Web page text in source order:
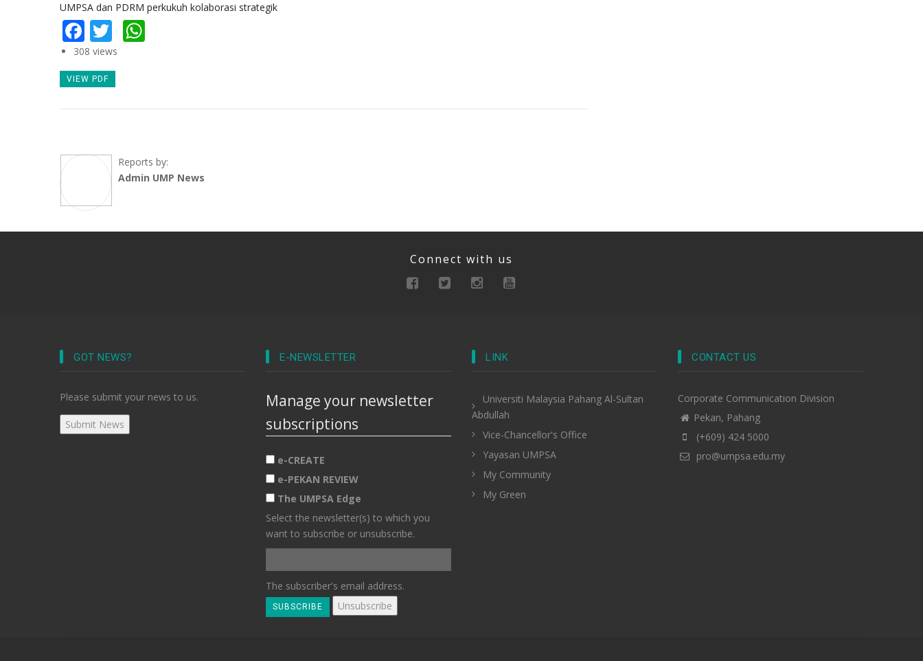
UMPSA dan PDRM perkukuh kolaborasi strategik
Facebook
Twitter
308 views
VIEW PDF
Reports by:
Admin UMP News
Connect with us
GOT NEWS?
Please submit your news to us.
E-NEWSLETTER
Manage your newsletter
subscriptions
e-CREATE
e-PEKAN REVIEW
The UMPSA Edge
Select the newsletter(s) to which you
want to subscribe or unsubscribe.
The subscriber's email address.
LINK
Universiti Malaysia Pahang Al-Sultan
Abdullah
Vice-Chancellor's Office
Yayasan UMPSA
My Community
My Green
CONTACT US
Corporate Communication Division
Pekan, Pahang
(+609) 424 5000
pro@umpsa.edu.my